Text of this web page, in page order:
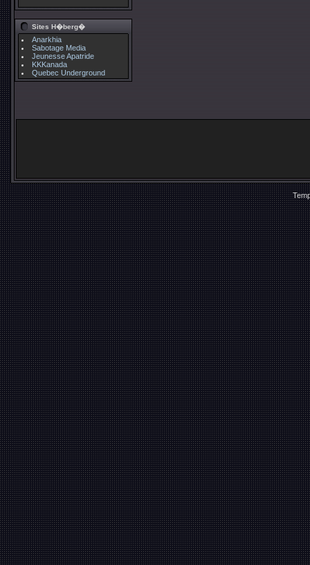
Sites H�berg�
Anarkhia
Sabotage Media
Jeunesse Apatride
KKKanada
Quebec Underground